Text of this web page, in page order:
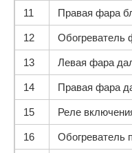
11 Правая фара
12 Обогреватель
13 Левая фара
14 Правая фара
15 Реле
16 Обогреватель